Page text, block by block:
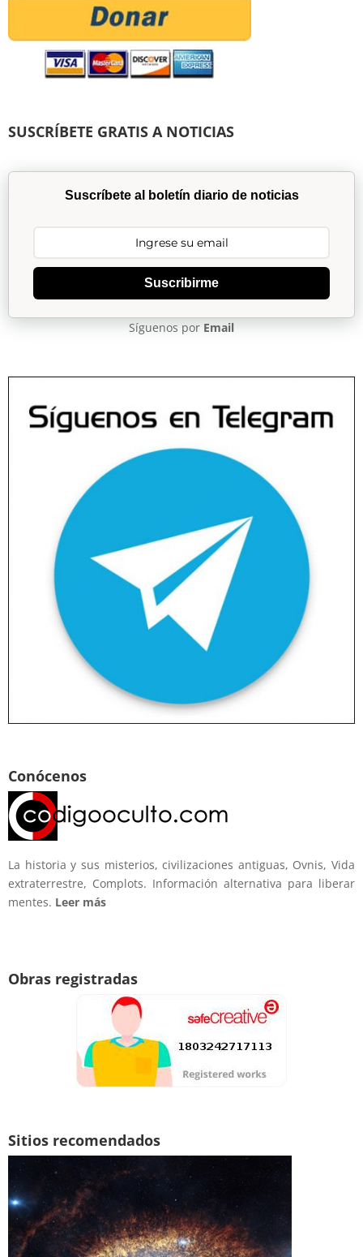
SUSCRÍBETE GRATIS A NOTICIAS
Suscríbete al boletín diario de noticias
Suscribirme
Síguenos por Email
Conócenos
La historia y sus misterios, civilizaciones antiguas, Ovnis, Vida
extraterrestre, Complots. Información alternativa para liberar
mentes. Leer más
Obras registradas
Sitios recomendados